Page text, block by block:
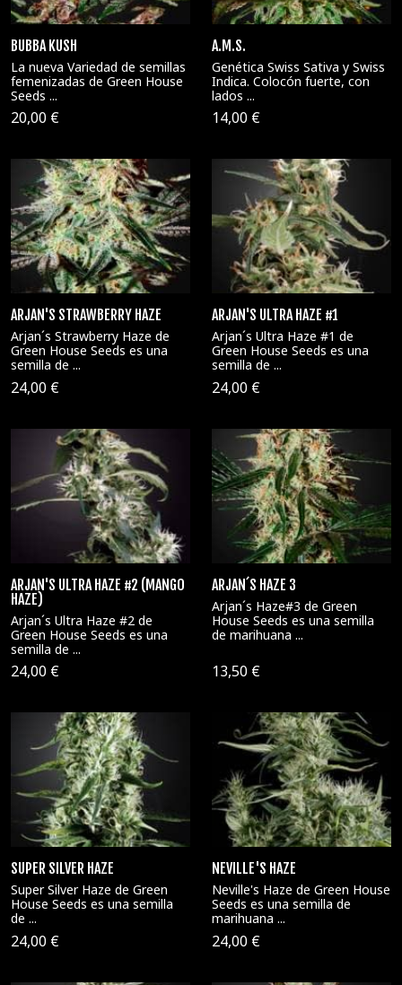
BUBBA KUSH
La nueva Variedad de semillas
femenizadas de Green House
Seeds ...
20,00 €
A.M.S.
Genética Swiss Sativa y Swiss
Indica. Colocón fuerte, con
lados ...
14,00 €
ARJAN'S STRAWBERRY HAZE
Arjan´s Strawberry Haze de
Green House Seeds es una
semilla de ...
24,00 €
ARJAN'S ULTRA HAZE #1
Arjan´s Ultra Haze #1 de
Green House Seeds es una
semilla de ...
24,00 €
ARJAN'S ULTRA HAZE #2 (MANGO
HAZE)
Arjan´s Ultra Haze #2 de
Green House Seeds es una
semilla de ...
24,00 €
ARJAN´S HAZE 3
Arjan´s Haze#3 de Green
House Seeds es una semilla
de marihuana ...
13,50 €
SUPER SILVER HAZE
Super Silver Haze de Green
House Seeds es una semilla
de ...
24,00 €
NEVILLE'S HAZE
Neville's Haze de Green House
Seeds es una semilla de
marihuana ...
24,00 €